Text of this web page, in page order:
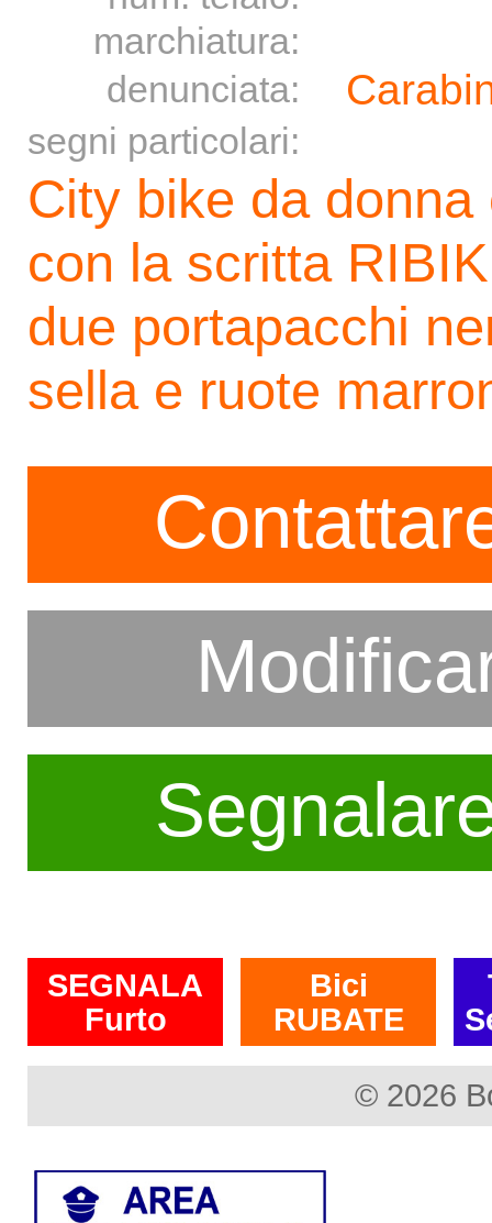
marchiatura:
denunciata:
segni particolari:
City bike da
con la scritta
due portapacchi
sella e ruote
SEGNALA
Furto
Bici
RUBATE
© 2026